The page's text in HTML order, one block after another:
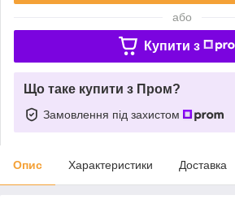
або
Купити з
Що таке купити з Пром?
Замовлення під захистом
Опис Характеристики Доставка